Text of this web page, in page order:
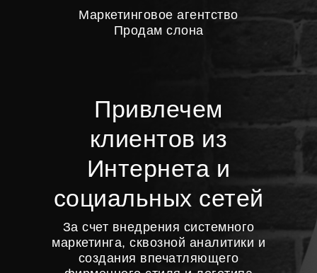
Привлечем
клиентов из
Интернета и
социальных сетей
За счет внедрения системного
маркетинга, сквозной аналитики и
создания впечатляющего
Маркетинговое агентство
Продам слона